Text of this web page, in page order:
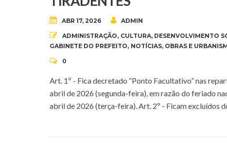
ABR 17, 2026 ADMIN
ADMINISTRAÇÃO, CULTURA, DESENVOLVIMENTO
GABINETE DO PREFEITO, NOTÍCIAS, OBRAS E
0
Art. 1º - Fica decretado “Ponto Facultativo” nas
abril de 2026 (segunda-feira), em razão do feriado
abril de 2026 (terça-feira). Art. 2º - Ficam excluídos